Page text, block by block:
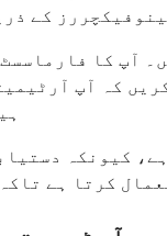
کے
آپ کا
کہ آپ
کیونکہ
کرتا ہے